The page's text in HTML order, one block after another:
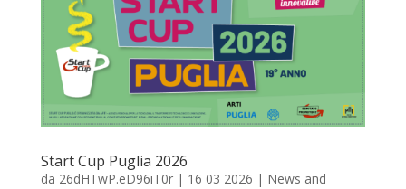
Start Cup Puglia 2026
da 26dHTwP.eD96iT0r| 16 03 2026 | News and